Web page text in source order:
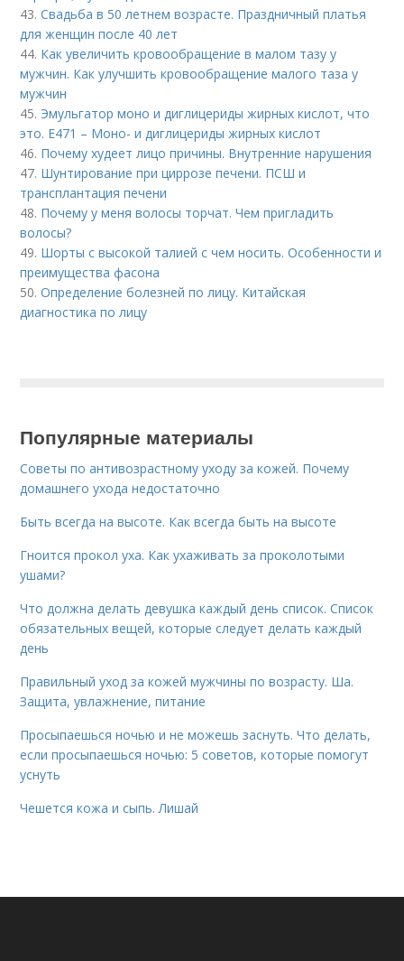
43.Свадьба в 50 летнем возрасте. Праздничный платья
для женщин после 40 лет
44. Как увеличить кровообращение в малом тазу у
мужчин. Как улучшить кровообращение малого таза у
мужчин
45. Эмульгатор моно и диглицериды жирных кислот, что
это. Е471 – Моно- и диглицериды жирных кислот
46. Почему худеет лицо причины. Внутренние нарушения
47. Шунтирование при циррозе печени. ПСШ и
трансплантация печени
48. Почему у меня волосы торчат. Чем пригладить
волосы?
49. Шорты с высокой талией с чем носить. Особенности и
преимущества фасона
50.Определение болезней по лицу. Китайская
диагностика по лицу
Популярные материалы
Советы по антивозрастному уходу за кожей. Почему
домашнего ухода недостаточно
Быть всегда на высоте. Как всегда быть на высоте
Гноится прокол уха. Как ухаживать за проколотыми
ушами?
Что должна делать девушка каждый день список. Список
обязательных вещей, которые следует делать каждый
день
Правильный уход за кожей мужчины по возрасту. Ша.
Защита, увлажнение, питание
Просыпаешься ночью и не можешь заснуть. Что делать,
если просыпаешься ночью: 5 советов, которые помогут
уснуть
Чешется кожа и сыпь. Лишай